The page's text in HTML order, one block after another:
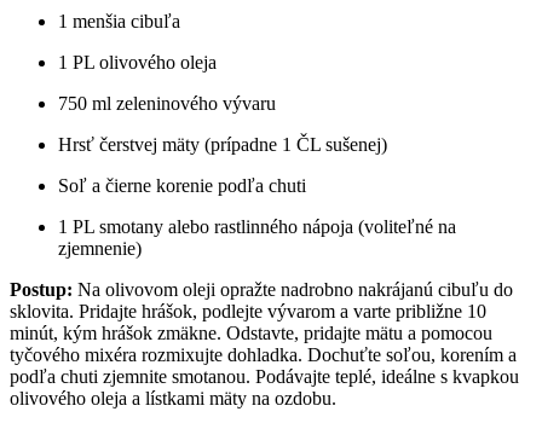
1 menšia cibuľa
1 PL olivového oleja
750 ml zeleninového vývaru
Hrsť čerstvej mäty (prípadne 1 ČL sušenej)
Soľ a čierne korenie podľa chuti
1 PL smotany alebo rastlinného nápoja (voliteľné na
zjemnenie)
Postup: Na olivovom oleji opražte nadrobno nakrájanú cibuľu do
sklovita. Pridajte hrášok, podlejte vývarom a varte približne 10
minút, kým hrášok zmäkne. Odstavte, pridajte mätu a pomocou
tyčového mixéra rozmixujte dohladka. Dochuťte soľou, korením a
podľa chuti zjemnite smotanou. Podávajte teplé, ideálne s kvapkou
olivového oleja a lístkami mäty na ozdobu.